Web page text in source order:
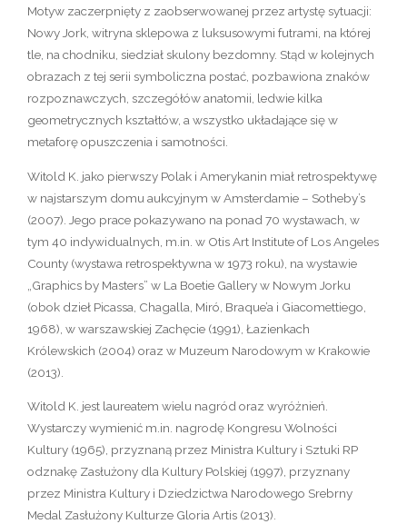
Motyw zaczerpnięty z zaobserwowanej przez artystę sytuacji:
Nowy Jork, witryna sklepowa z luksusowymi futrami, na której
tle, na chodniku, siedział skulony bezdomny. Stąd w kolejnych
obrazach z tej serii symboliczna postać, pozbawiona znaków
rozpoznawczych, szczegółów anatomii, ledwie kilka
geometrycznych kształtów, a wszystko układające się w
metaforę opuszczenia i samotności.
Witold K. jako pierwszy Polak i Amerykanin miał retrospektywę
w najstarszym domu aukcyjnym w Amsterdamie – Sotheby’s
(2007). Jego prace pokazywano na ponad 70 wystawach, w
tym 40 indywidualnych, m.in. w Otis Art Institute of Los Angeles
County (wystawa retrospektywna w 1973 roku), na wystawie
„Graphics by Masters” w La Boetie Gallery w Nowym Jorku
(obok dzieł Picassa, Chagalla, Miró, Braque’a i Giacomettiego,
1968), w warszawskiej Zachęcie (1991), Łazienkach
Królewskich (2004) oraz w Muzeum Narodowym w Krakowie
(2013).
Witold K. jest laureatem wielu nagród oraz wyróżnień.
Wystarczy wymienić m.in. nagrodę Kongresu Wolności
Kultury (1965), przyznaną przez Ministra Kultury i Sztuki RP
odznakę Zasłużony dla Kultury Polskiej (1997), przyznany
przez Ministra Kultury i Dziedzictwa Narodowego Srebrny
Medal Zasłużony Kulturze Gloria Artis (2013).